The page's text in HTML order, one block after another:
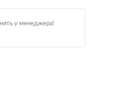
у менеджера!